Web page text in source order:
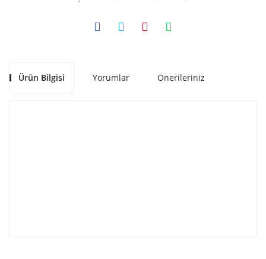
Ürün Bilgisi Yorumlar Önerileriniz